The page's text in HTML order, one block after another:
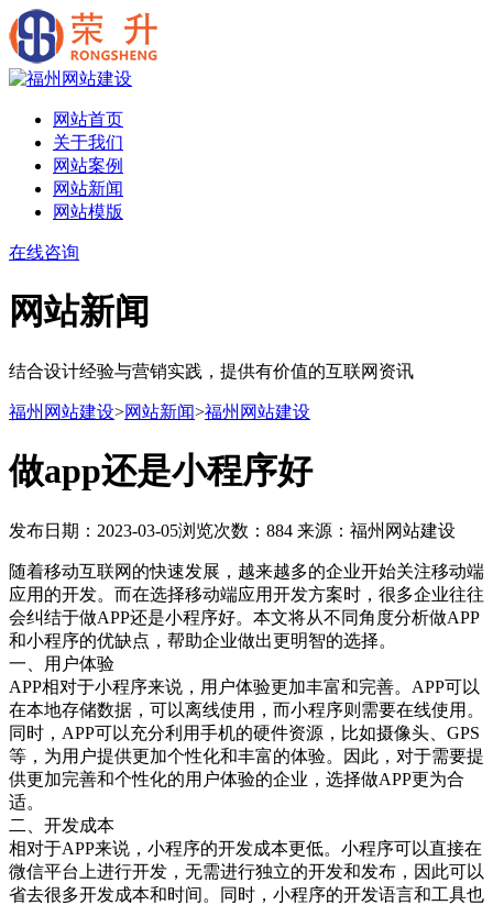
网站首页
关于我们
网站案例
网站新闻
网站模版
在线咨询
网站新闻
结合设计经验与营销实践，提供有价值的互联网资讯
福州网站建设>网站新闻>福州网站建设
做app还是小程序好
发布日期：2023-03-05浏览次数：884 来源：福州网站建设
随着移动互联网的快速发展，越来越多的企业开始关注移动端
应用的开发。而在选择移动端应用开发方案时，很多企业往往
会纠结于做APP还是小程序好。本文将从不同角度分析做APP
和小程序的优缺点，帮助企业做出更明智的选择。
一、用户体验
APP相对于小程序来说，用户体验更加丰富和完善。APP可以
在本地存储数据，可以离线使用，而小程序则需要在线使用。
同时，APP可以充分利用手机的硬件资源，比如摄像头、GPS
等，为用户提供更加个性化和丰富的体验。因此，对于需要提
供更加完善和个性化的用户体验的企业，选择做APP更为合
适。
二、开发成本
相对于APP来说，小程序的开发成本更低。小程序可以直接在
微信平台上进行开发，无需进行独立的开发和发布，因此可以
省去很多开发成本和时间。同时，小程序的开发语言和工具也